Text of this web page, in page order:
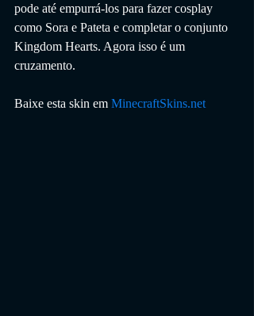
pode até empurrá-los para fazer cosplay
como Sora e Pateta e completar o conjunto
Kingdom Hearts. Agora isso é um
cruzamento.
Baixe esta skin em MinecraftSkins.net